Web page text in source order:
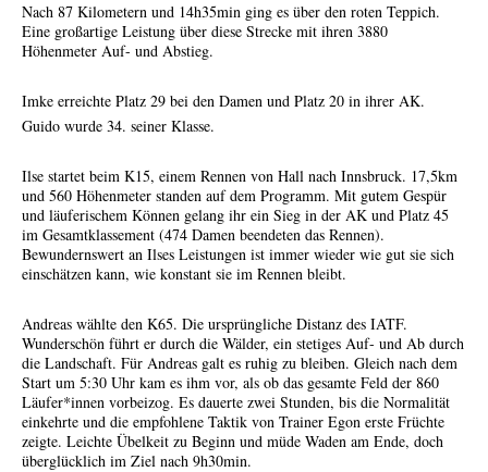
Nach 87 Kilometern und 14h35min ging es über den roten Teppich.
Eine großartige Leistung über diese Strecke mit ihren 3880
Höhenmeter Auf- und Abstieg.
Imke erreichte Platz 29 bei den Damen und Platz 20 in ihrer AK.
Guido wurde 34. seiner Klasse.
Ilse startet beim K15, einem Rennen von Hall nach Innsbruck. 17,5km
und 560 Höhenmeter standen auf dem Programm. Mit gutem Gespür
und läuferischem Können gelang ihr ein Sieg in der AK und Platz 45
im Gesamtklassement (474 Damen beendeten das Rennen).
Bewundernswert an Ilses Leistungen ist immer wieder wie gut sie sich
einschätzen kann, wie konstant sie im Rennen bleibt.
Andreas wählte den K65. Die ursprüngliche Distanz des IATF.
Wunderschön führt er durch die Wälder, ein stetiges Auf- und Ab durch
die Landschaft. Für Andreas galt es ruhig zu bleiben. Gleich nach dem
Start um 5:30 Uhr kam es ihm vor, als ob das gesamte Feld der 860
Läufer*innen vorbeizog. Es dauerte zwei Stunden, bis die Normalität
einkehrte und die empfohlene Taktik von Trainer Egon erste Früchte
zeigte. Leichte Übelkeit zu Beginn und müde Waden am Ende, doch
überglücklich im Ziel nach 9h30min.